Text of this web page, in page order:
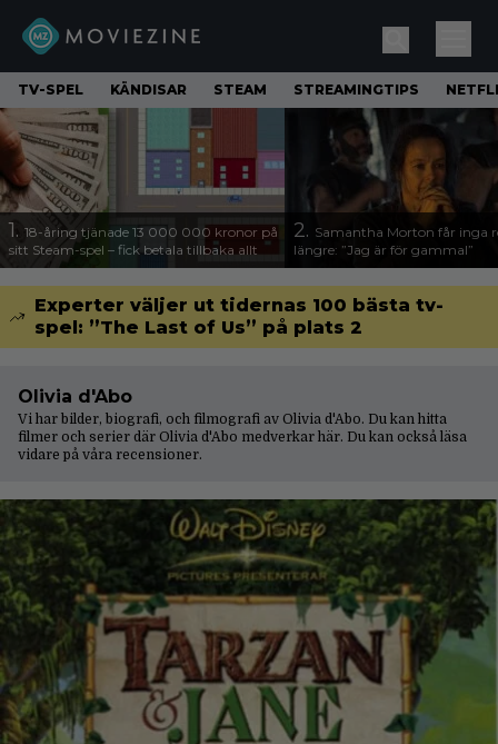
TV-SPEL KÄNDISAR STEAM STREAMINGTIPS
1. 18-åring tjänade 13 000 000 kronor på
sitt Steam-spel – fick betala tillbaka allt
2. Samantha Morton får inga
längre: ”Jag är för gammal”
Experter väljer ut tidernas 100 bästa tv-
spel: ”The Last of Us” på plats 2
Olivia d'Abo
Vi har bilder, biografi, och filmografi av Olivia d'Abo. Du kan hitta
filmer och serier där Olivia d'Abo medverkar här. Du kan också läsa
vidare på våra recensioner.